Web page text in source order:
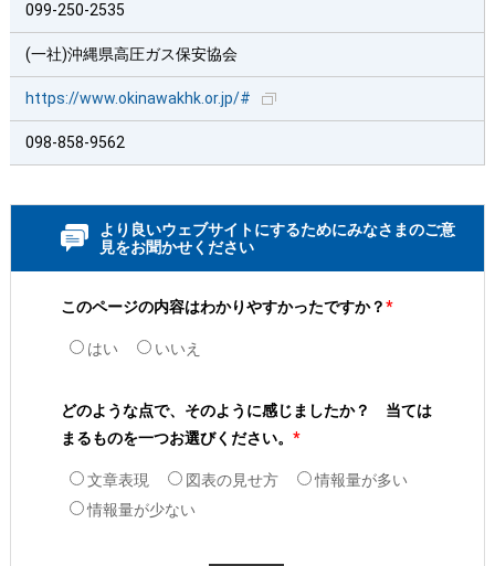
099-250-2535
(一社)沖縄県高圧ガス保安協会
https://www.okinawakhk.or.jp/#
098-858-9562
より良いウェブサイトにするためにみなさまのご意
見をお聞かせください
このページの内容はわかりやすかったですか？*
はい いいえ
どのような点で、そのように感じましたか？ 当ては
まるものを一つお選びください。 *
文章表現 図表の見せ方
情報量が多い
情報量が少ない